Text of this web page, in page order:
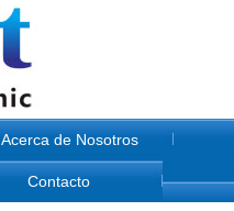
Acerca de Nosotros
Contacto